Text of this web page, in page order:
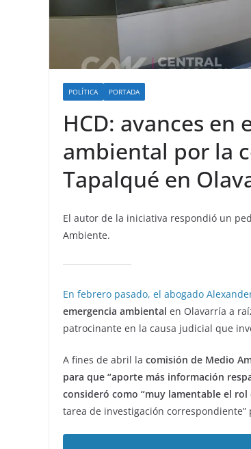
POLÍTICA PORTADA
HCD: avances
ambiental por la
Tapalqué en
El autor de la iniciativa respondió un
Ambiente.
En febrero pasado, el abogado
emergencia ambiental en Olavarría a
patrocinante en la causa judicial que
A fines de abril la comisión de Medio
para que “aporte más información
consideró como “muy lamentable el rol
tarea de investigación